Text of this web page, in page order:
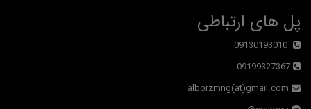
پل های ارتباطی
09130193010
09199327367
alborzmng(at)gmail.com